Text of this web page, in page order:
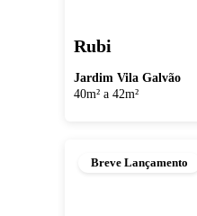
Rubi
Jardim Vila Galvão
40m² a 42m²
Breve Lançamento